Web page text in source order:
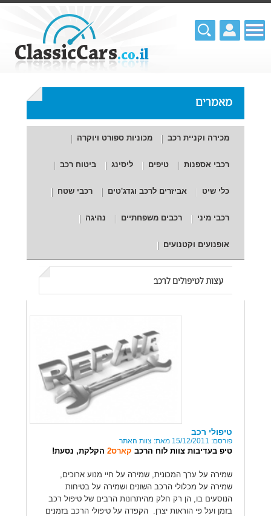
מאמרים
מכירה וקניית רכב מכוניות ספורט ויוקרה
רכבי אספנות טיפים ליסינג ביטוח רכב
כלי שיט אביזרים לרכב וגדג'טים רכבי שטח
רכבי מיני רכבים משפחתיים נהיגה
אופנועים וקטנועים
עצות לטיפולים לרכב
טיפולי רכב
פורסם: 15/12/2011 מאת: צוות האתר
טיפ בעדיבות צוות לוח הרכב קארס2 הקלקת, נסעת!
שמירה על ערך המכונית, שמירה על חיי מנוע ארוכים,
שמירה על מכלולי הרכב השונים ושמירה על בטיחות
הנוסעים בו, הן רק חלק מהיתרונות הרבים של טיפול רכב
בזמן ועל פי הוראות יצרן. הקפדה על טיפולי הרכב בזמנים